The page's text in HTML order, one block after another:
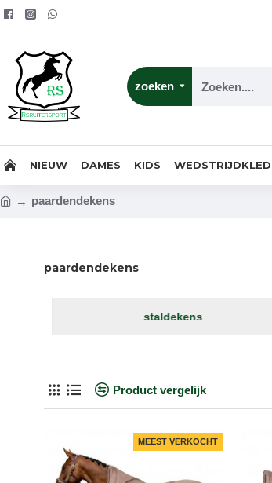
zoeken
NIEUW DAMES KIDS
paardendekens
paardendekens
outdoordekens
Product vergelijk
MEEST VERKOCHT